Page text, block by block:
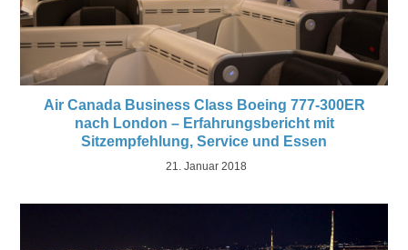
Air Canada Business Class Boeing 777-300ER
nach London – Erfahrungsbericht mit
Sitzempfehlung, Service und Essen
21. Januar 2018